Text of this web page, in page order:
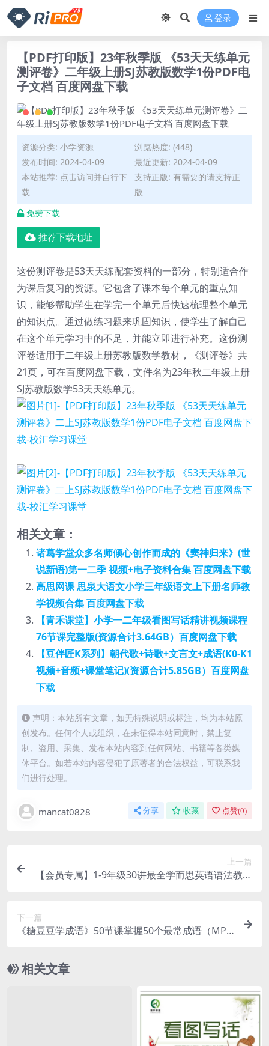
登录
【PDF打印版】23年秋季版 《53天天练单元
测评卷》二年级上册SJ苏教版数学1份PDF电
子文档 百度网盘下载
资源分类: 小学资源
浏览热度: (448)
发布时间: 2024-04-09
最近更新: 2024-04-09
本站推荐: 点击访问并自行下
载
支持正版: 有需要的请支持正
版
免费下载
推荐下载地址
这份测评卷是53天天练配套资料的一部分，特别适合作
为课后复习的资源。它包含了课本每个单元的重点知
识，能够帮助学生在学完一个单元后快速梳理整个单元
的知识点。通过做练习题来巩固知识，使学生了解自己
在这个单元学习中的不足，并能立即进行补充。这份测
评卷适用于二年级上册苏教版数学教材，《测评卷》共
21页，可在百度网盘下载，文件名为23年秋二年级上册
SJ苏教版数学53天天练单元。
相关文章：
诸葛学堂众多名师倾心创作而成的《窦神归来》(世
说新语)第一二季 视频+电子资料合集 百度网盘下载
高思网课 思泉大语文小学三年级语文上下册名师教
学视频合集 百度网盘下载
【青禾课堂】小学一二年级看图写话精讲视频课程
76节课完整版(资源合计3.64GB）百度网盘下载
【豆伴匠K系列】朝代歌+诗歌+文言文+成语(K0-K1
视频+音频+课堂笔记)(资源合计5.85GB）百度网盘
下载
声明：本站所有文章，如无特殊说明或标注，均为本站原
创发布。任何个人或组织，在未征得本站同意时，禁止复
制、盗用、采集、发布本站内容到任何网站、书籍等各类媒
体平台。如若本站内容侵犯了原著者的合法权益，可联系我
们进行处理。
mancat0828 分享 收藏 点赞(0)
上一篇
【会员专属】1-9年级30讲最全学而思英语语法教学
下一篇
《糖豆豆学成语》50节课掌握50个最常成语（MP
相关文章